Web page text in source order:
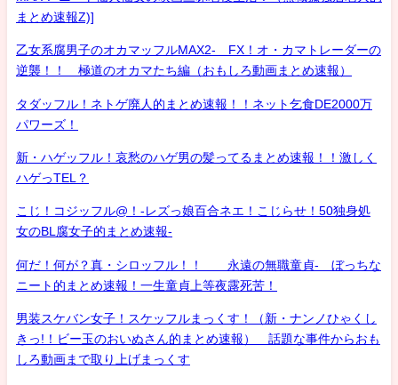
まとめ速報Z)]
乙女系腐男子のオカマッフルMAX2- FX！オ・カマトレーダーの
逆襲！！ 極道のオカマたち編（おもしろ動画まとめ速報）
タダッフル！ネトゲ廃人的まとめ速報！！ネット乞食DE2000万
パワーズ！
新・ハゲッフル！哀愁のハゲ男の髪ってるまとめ速報！！激しく
ハゲっTEL？
こじ！コジッフル@！-レズっ娘百合ネエ！こじらせ！50独身処
女のBL腐女子的まとめ速報-
何だ！何が？真・シロッフル！！ 永遠の無職童貞- ぼっちな
ニート的まとめ速報！一生童貞上等夜露死苦！
男装スケバン女子！スケッフルまっくす！（新・ナンノひゃくし
きっ!！ビー玉のおいぬさん的まとめ速報） 話題な事件からおも
しろ動画まで取り上げまっくす